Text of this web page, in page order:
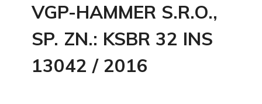
VGP-HAMMER S.R.O.,
SP. ZN.: KSBR 32 INS
13042 / 2016